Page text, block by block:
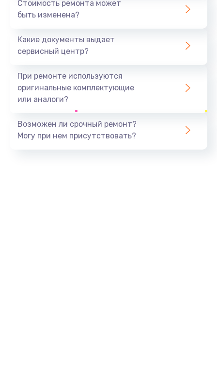
Ремонт южного моста
Замена батарейки BIOS
Заказать
Стоимость ремонта может
быть изменена?
Какие документы выдает
сервисный центр?
При ремонте используются
оригинальные комплектующие
или аналоги?
Возможен ли срочный ремонт?
Могу при нем присутствовать?